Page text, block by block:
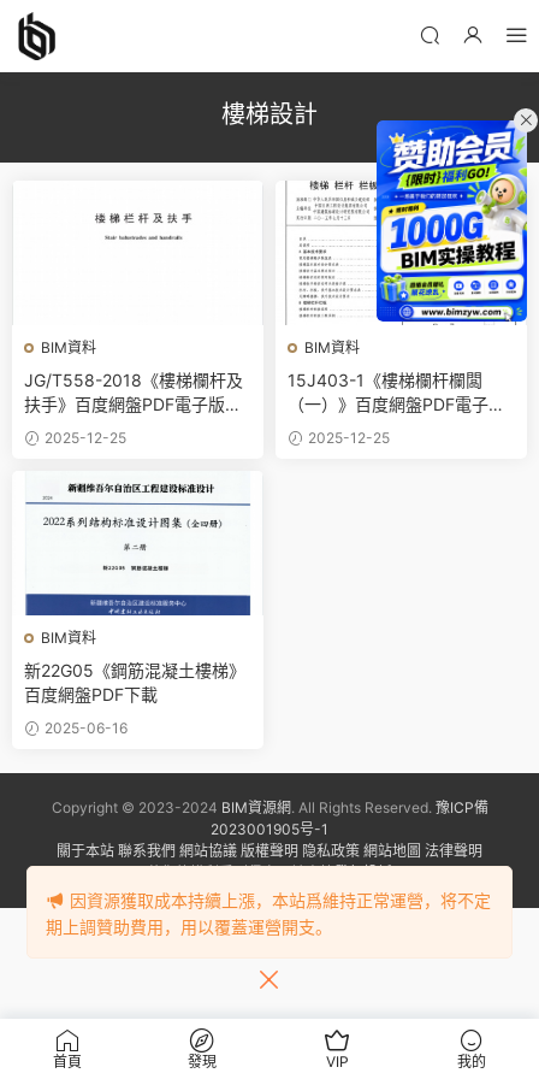
樓梯設計
BIM資料
JG/T558-2018《樓梯欄杆及
扶手》百度網盤PDF電子版下
載 2025-12-25
BIM資料
15J403-1《樓梯欄杆欄闆
（一）》百度網盤PDF電子版
下載2025-12-25
BIM資料
新22G05《鋼筋混凝土樓梯》
百度網盤PDF下載
2025-06-16
Copyright © 2023-2024 BIM資源網. All Rights Reserved. 豫ICP備
2023001905号-1
關于本站 聯系我們 網站協議 版權聲明 隐私政策 網站地圖 法律聲明
首頁 發現 VIP 我的
因資源獲取成本持續上漲，本站爲維持正常運營，将不定
期上調贊助費用，用以覆蓋運營開支。